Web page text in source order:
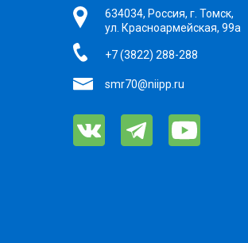
634034, Россия, г. Томск,
ул. Красноармейская, 99а
+7 (3822) 288-288
smr70@niipp.ru